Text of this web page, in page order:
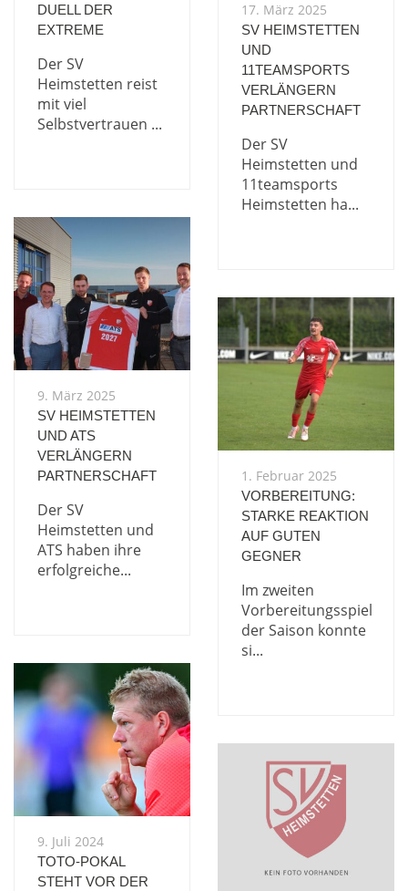
DUELL DER
EXTREME
Der SV
Heimstetten reist
mit viel
Selbstvertrauen ...
17. März 2025
SV HEIMSTETTEN
UND
11TEAMSPORTS
VERLÄNGERN
PARTNERSCHAFT
Der SV
Heimstetten und
11teamsports
Heimstetten ha...
9. März 2025
SV HEIMSTETTEN
UND ATS
VERLÄNGERN
PARTNERSCHAFT
Der SV
Heimstetten und
ATS haben ihre
erfolgreiche...
1. Februar 2025
VORBEREITUNG:
STARKE REAKTION
AUF GUTEN
GEGNER
Im zweiten
Vorbereitungsspiel
der Saison konnte
si...
9. Juli 2024
TOTO-POKAL
STEHT VOR DER